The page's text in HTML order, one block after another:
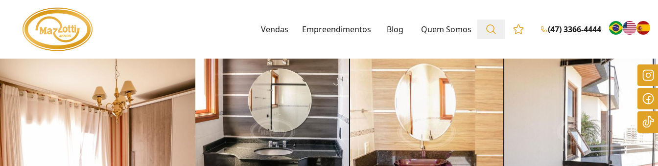
Vendas Empreendimentos Blog Quem Somos Favoritos (0 itens)
(47) 3366-4444